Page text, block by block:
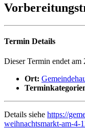
Termin Details
Dieser Termin endet am
Ort:
Details siehe https://
weihnachtsmarkt-am-4-